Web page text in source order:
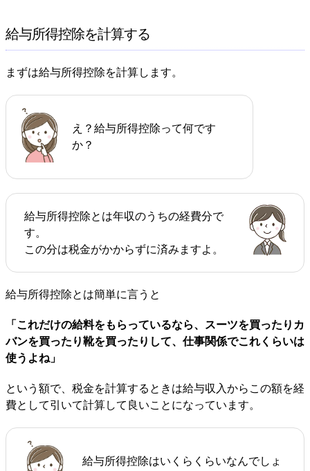
給与所得控除を計算する
まずは給与所得控除を計算します。
え？給与所得控除って何です
か？
給与所得控除とは年収のうちの経費分で
す。
この分は税金がかからずに済みますよ。
給与所得控除とは簡単に言うと
「これだけの給料をもらっているなら、スーツを買ったりカ
バンを買ったり靴を買ったりして、仕事関係でこれくらいは
使うよね」
という額で、税金を計算するときは給与収入からこの額を経
費として引いて計算して良いことになっています。
給与所得控除はいくらくらいなんでしょ